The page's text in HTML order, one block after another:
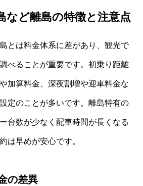
など離島の特徴と注意点
とは料金体系に差があり、観光で
べることが重要です。初乗り距離
加算料金、深夜割増や迎車料金な
定のことが多いです。離島特有の
台数が少なく配車時間が長くなる
は早めが安心です。
の差異